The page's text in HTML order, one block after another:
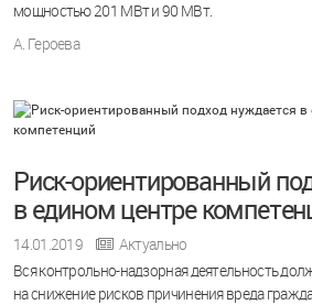
мощностью 201 МВт и 90 МВт.
А. Героева
Риск-ориентированный
в едином центре
14.01.2019
Актуально
Вся контрольно-надзорная деятельность
на снижение рисков причинения вреда